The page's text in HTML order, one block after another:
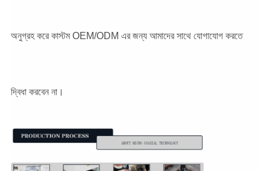
অনুগ্রহ করে কাস্টম OEM/ODM এর জন্য আমাদের সাথে যোগাযোগ করতে
দ্বিধা করবেন না।